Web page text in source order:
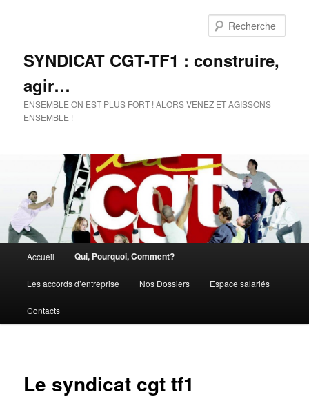
SYNDICAT CGT-TF1 : construire,
agir…
ENSEMBLE ON EST PLUS FORT ! ALORS VENEZ ET AGISSONS
ENSEMBLE !
principal
Aller
au
contenu
Accueil Qui, Pourquoi, Comment?
Les accords d’entreprise Nos Dossiers Espace salariés
Contacts
Le syndicat cgt tf1